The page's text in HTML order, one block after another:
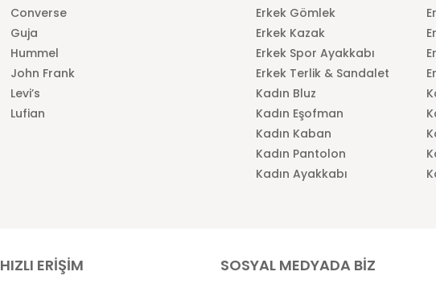
Converse
Guja
Hummel
John Frank
Levi’s
Lufian
Erkek Gömlek
Erkek Kazak
Erkek Spor Ayakkabı
Erkek Terlik & Sandalet
Kadın Bluz
Kadın Eşofman
Kadın Kaban
Kadın Pantolon
Kadın Ayakkabı
HIZLI ERİŞİM SOSYAL MEDYADA BİZ